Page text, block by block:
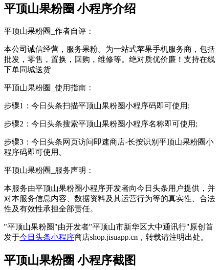
平顶山果粉圈 小程序介绍
平顶山果粉圈_作者自评：
本公司诚信经营，服务果粉。为一站式苹果手机服务商，包括
批发，零售，置换，回购，维修等。绝对质优价廉！支持在线
下单同城送货
平顶山果粉圈_使用指南：
步骤1：今日头条扫描平顶山果粉圈小程序码即可使用;
步骤2：今日头条搜索平顶山果粉圈小程序名称即可使用;
步骤3：今日头条网页访问即速商店-长按识别平顶山果粉圈小
程序码即可使用。
平顶山果粉圈_服务声明：
本服务由平顶山果粉圈小程序开发者向今日头条用户提供，并
对本服务信息内容、数据资料及其运营行为等的真实性、合法
性及有效性承担全部责任。
"平顶山果粉圈"由开发者"平顶山市新华区大中通讯行"原创首
发于今日头条小程序商店shop.jisuapp.cn，转载请注明出处。
平顶山果粉圈 小程序截图